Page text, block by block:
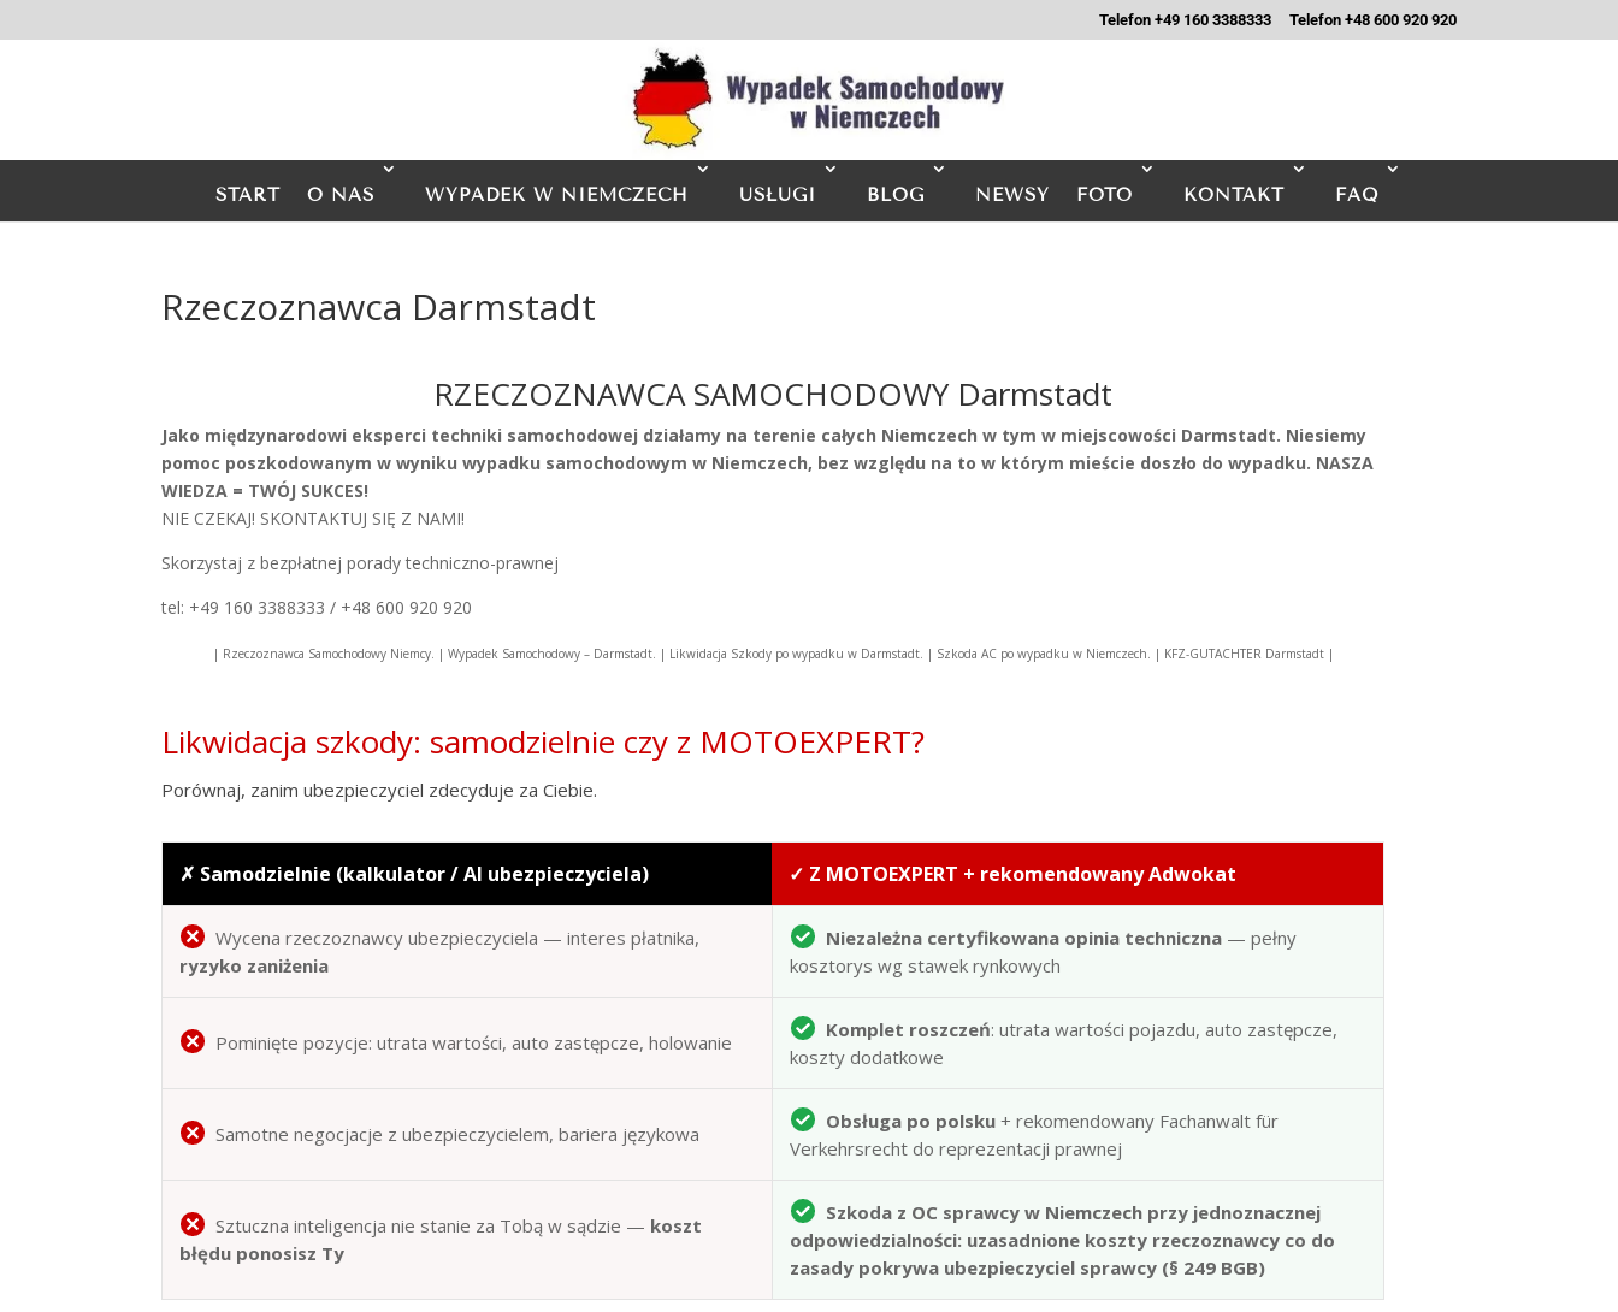
Telefon +49 160 3388333 Telefon +48 600 920 920
START O NAS WYPADEK W NIEMCZECH USŁUGI BLOG NEWSY FOTO KONTAKT FAQ
Rzeczoznawca Darmstadt
RZECZOZNAWCA SAMOCHODOWY Darmstadt
Jako międzynarodowi eksperci techniki samochodowej działamy na terenie całych Niemczech w tym w miejscowości Darmstadt. Niesiemy
pomoc poszkodowanym w wyniku wypadku samochodowym w Niemczech, bez względu na to w którym mieście doszło do wypadku. NASZA
WIEDZA = TWÓJ SUKCES!
NIE CZEKAJ! SKONTAKTUJ SIĘ Z NAMI!
Skorzystaj z bezpłatnej porady techniczno-prawnej
tel: +49 160 3388333 / +48 600 920 920
| Rzeczoznawca Samochodowy Niemcy. | Wypadek Samochodowy – Darmstadt. | Likwidacja Szkody po wypadku w Darmstadt. | Szkoda AC po wypadku w Niemczech. | KFZ-GUTACHTER Darmstadt |
Likwidacja szkody: samodzielnie czy z MOTOEXPERT?
Porównaj, zanim ubezpieczyciel zdecyduje za Ciebie.
✗ Samodzielnie (kalkulator / AI ubezpieczyciela) ✓ Z MOTOEXPERT + rekomendowany Adwokat
Wycena rzeczoznawcy ubezpieczyciela — interes płatnika,
ryzyko zaniżenia
Niezależna certyfikowana opinia techniczna — pełny
kosztorys wg stawek rynkowych
Pominięte pozycje: utrata wartości, auto zastępcze, holowanie
Komplet roszczeń: utrata wartości pojazdu, auto zastępcze,
koszty dodatkowe
Samotne negocjacje z ubezpieczycielem, bariera językowa
Obsługa po polsku + rekomendowany Fachanwalt für
Verkehrsrecht do reprezentacji prawnej
Sztuczna inteligencja nie stanie za Tobą w sądzie — koszt
błędu ponosisz Ty
Szkoda z OC sprawcy w Niemczech przy jednoznacznej
odpowiedzialności: uzasadnione koszty rzeczoznawcy co do
zasady pokrywa ubezpieczyciel sprawcy (§ 249 BGB)